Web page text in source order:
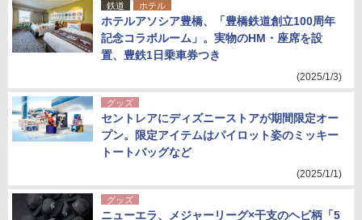
鉄道 ホテル
ホテルアソシア豊橋、「豊橋鉄道創立100周年
記念コラボルーム」。実物のHM・座席を設
置、豊鉄1日乗車券つき
(2025/1/3)
グッズ
セントレアにディズニーストアが期間限定オー
プン。限定アイテムはパイロット姿のミッキー
トートバッグなど
(2025/1/1)
グッズ
ニューエラ、メジャーリーグ×干支のヘビ柄「5